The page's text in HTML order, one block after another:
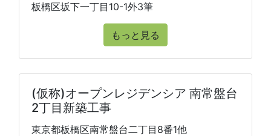
板橋区坂下一丁目10-1外3筆
もっと見る
(仮称)オープンレジデンシア 南常盤台
2丁目新築工事
東京都板橋区南常盤台二丁目8番1他